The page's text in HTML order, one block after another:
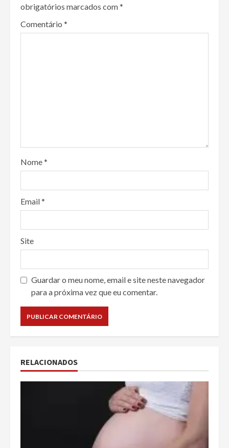
obrigatórios marcados com*
Comentário *
Nome*
Email*
Site
Guardar o meu nome, email e site neste navegador
para a próxima vez que eu comentar.
RELACIONADOS